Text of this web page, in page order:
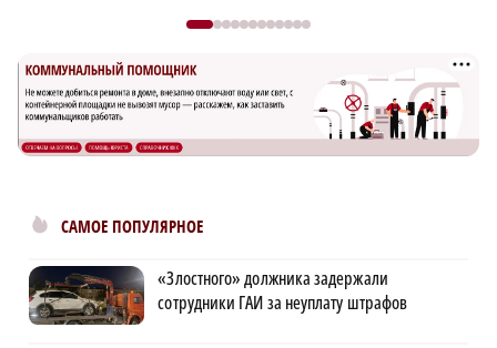
САМОЕ ПОПУЛЯРНОЕ
«Злостного» должника задержали
сотрудники ГАИ за неуплату штрафов